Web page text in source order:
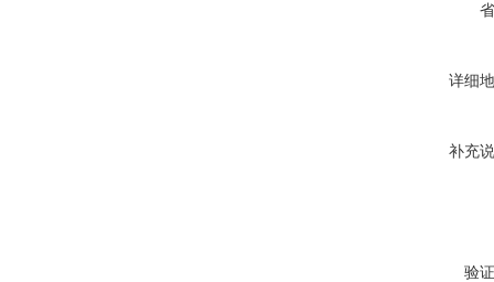
详细
补充
验